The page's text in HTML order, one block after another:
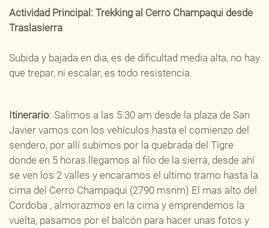
Actividad Principal: Trekking al Cerro Champaqui desde
Traslasierra
Subida y bajada en dia, es de dificultad media alta, no hay
que trepar, ni escalar, es todo resistencia.
Itinerario: Salimos a las 5.30 am desde la plaza de San
Javier vamos con los vehículos hasta el comienzo del
sendero, por allí subimos por la quebrada del Tigre
donde en 5 horas llegamos al filo de la sierra, desde ahí
se ven los 2 valles y encaramos el ultimo tramo hasta la
cima del Cerro Champaqui (2790 msnm) El mas alto del
Cordoba , almorazmos en la cima y emprendemos la
vuelta, pasamos por el balcón para hacer unas fotos y